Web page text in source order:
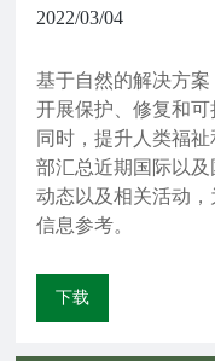
2022/03/04
基于自然的解决方
开展保护、修复和
同时，提升人类福
部汇总近期国际以
动态以及相关活动
信息参考。
下载